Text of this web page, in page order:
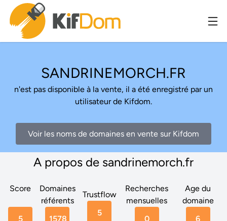
SANDRINEMORCH.FR
n'est pas disponible à la vente, il a été enregistré par un
utilisateur de Kifdom.
Voir les noms de domaines en vente sur Kifdom
A propos de sandrinemorch.fr
Score
5
Domaines
référents
1578
Trustflow
5
Recherches
mensuelles
0
Age du
domaine
6